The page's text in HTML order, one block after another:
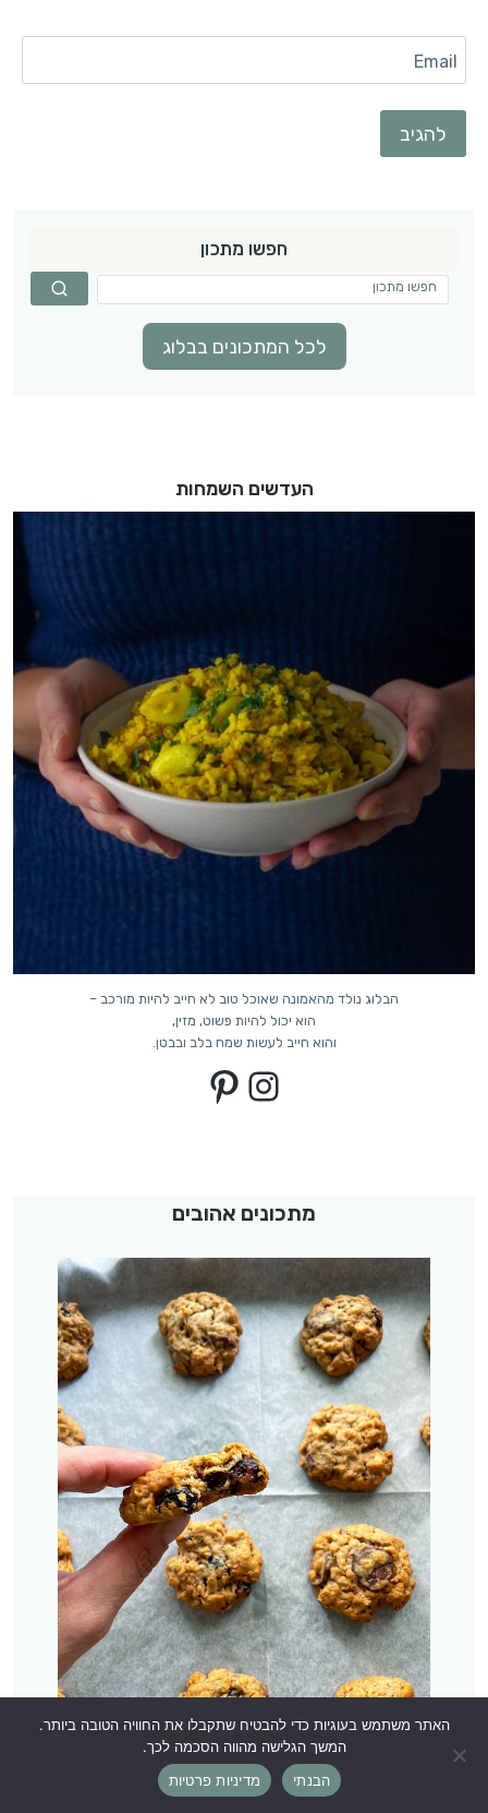
Email
חפשו מתכון
לכל המתכונים בבלוג
העדשים השמחות
הבלוג נולד מהאמונה שאוכל טוב לא חייב להיות מורכב –
הוא יכול להיות פשוט, מזין,
והוא חייב לעשות שמח בלב ובבטן.
Instagram
Pinterest
מתכונים אהובים
עוגיות גרנולה הכי טעימות בעולם
האתר משתמש בעוגיות כדי להבטיח שתקבלו את החוויה הטובה ביותר.
המשך הגלישה מהווה הסכמה לכך.
הבנתי
מדיניות פרטיות